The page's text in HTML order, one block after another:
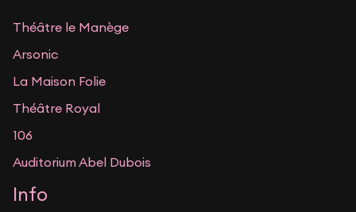
Théâtre le Manège
Arsonic
La Maison Folie
Théâtre Royal
106
Auditorium Abel Dubois
Info